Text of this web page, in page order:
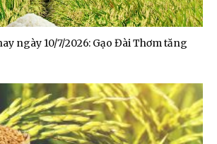
ngày 10/7/2026: Gạo Đài Thơm tăng